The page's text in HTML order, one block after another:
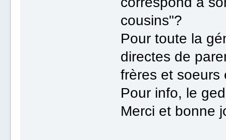
cousins"?
Pour toute la
directes de
frères et soeurs
Pour info, le
Merci et bonne